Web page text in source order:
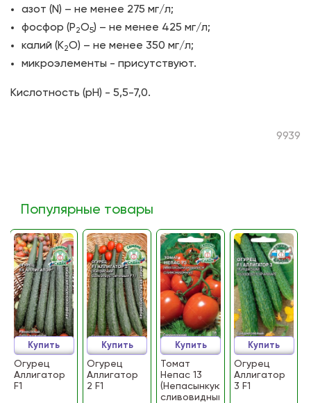
азот (N) – не менее 275 мг/л;
фосфор (Р2О5) – не менее 425 мг/л;
калий (К2О) – не менее 350 мг/л;
микроэлементы - присутствуют.
Кислотность (рН) - 5,5-7,0.
9939
Популярные товары
Огурец
Аллигатор
F1
Купить
Огурец
Аллигатор
2 F1
Купить
Томат
Непас 13
(Непасынкующийся
сливовидный)
Купить
Огурец
Аллигатор
3 F1
Купить